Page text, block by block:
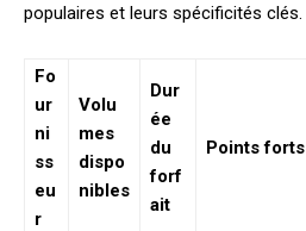
populaires et leurs spécificités clés.
Fo
ur
ni
ss
eu
r
Volu
mes
dispo
nibles
Dur
ée
du
forf
ait
Points forts